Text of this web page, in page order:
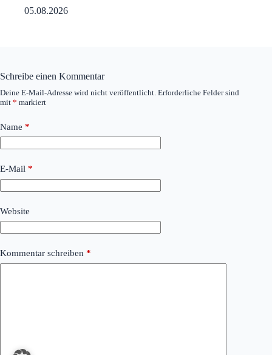
05.08.2026
Schreibe einen Kommentar
Deine E-Mail-Adresse wird nicht veröffentlicht. Erforderliche Felder sind
mit * markiert
Name *
E-Mail *
Website
Kommentar schreiben *